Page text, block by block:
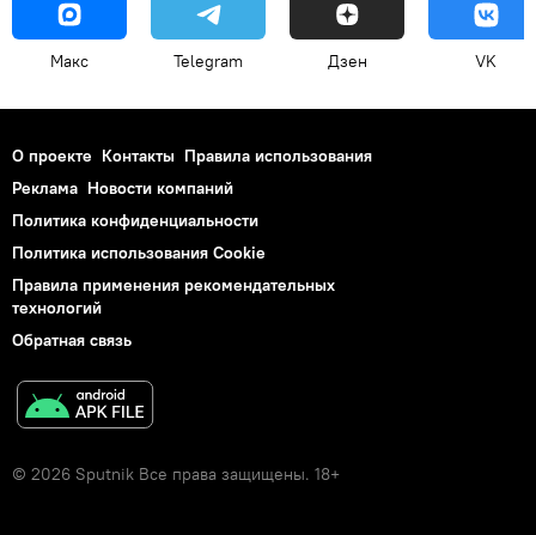
Макс Telegram Дзен VK
О проекте Контакты Правила использования
Реклама Новости компаний
Политика конфиденциальности
Политика использования Cookie
Правила применения рекомендательных
технологий
Обратная связь
© 2026 Sputnik Все права защищены. 18+